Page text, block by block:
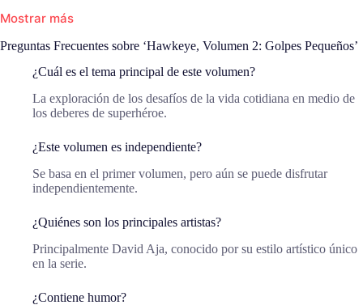
Mostrar más
Preguntas Frecuentes sobre ‘Hawkeye, Volumen 2: Golpes Pequeños’
¿Cuál es el tema principal de este volumen?
La exploración de los desafíos de la vida cotidiana en medio de
los deberes de superhéroe.
¿Este volumen es independiente?
Se basa en el primer volumen, pero aún se puede disfrutar
independientemente.
¿Quiénes son los principales artistas?
Principalmente David Aja, conocido por su estilo artístico único
en la serie.
¿Contiene humor?